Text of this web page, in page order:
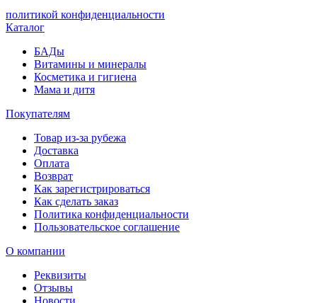
политикой конфиденциальности
Каталог
БАДы
Витамины и минералы
Косметика и гигиена
Мама и дитя
Покупателям
Товар из-за рубежа
Доставка
Оплата
Возврат
Как зарегистрироваться
Как сделать заказ
Политика конфиденциальности
Пользовательское соглашение
О компании
Реквизиты
Отзывы
Новости